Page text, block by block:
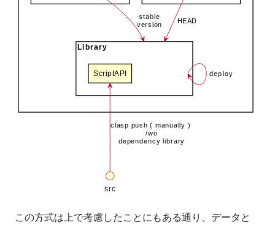
この方式は上で考慮したことにもある通り、データと